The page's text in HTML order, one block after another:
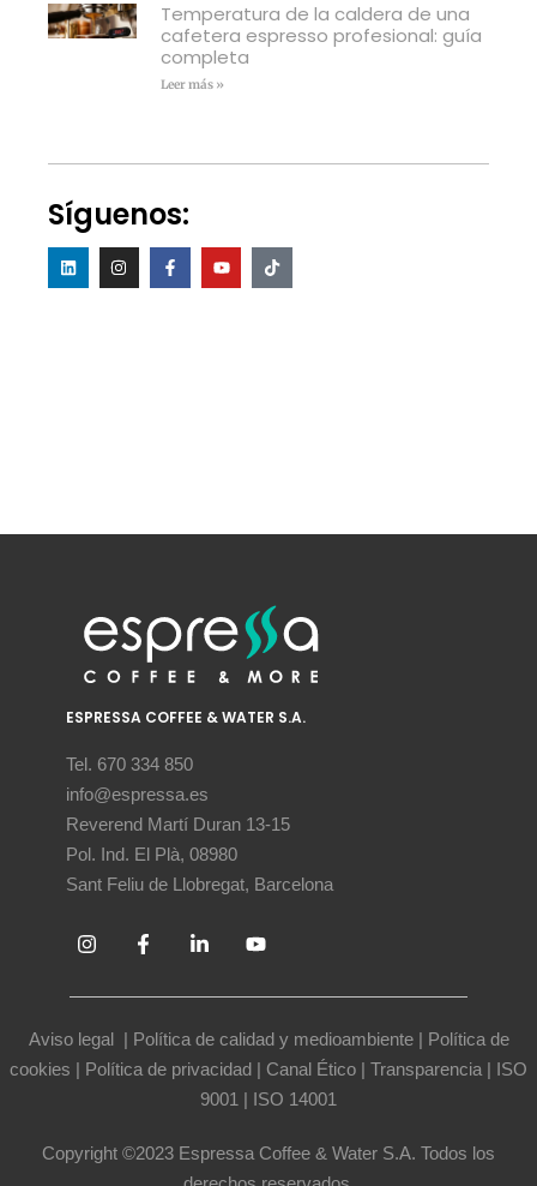
Temperatura de la caldera de una
cafetera espresso profesional: guía
completa
Leer más »
Síguenos:
ESPRESSA COFFEE & WATER S.A.
Tel. 670 334 850
info@espressa.es
Reverend Martí Duran 13-15
Pol. Ind. El Plà, 08980
Sant Feliu de Llobregat, Barcelona
Aviso legal | Política de calidad y medioambiente| Política de
cookies | Política de privacidad | Canal Ético | Transparencia | ISO
9001 | ISO 14001
Copyright ©2023 Espressa Coffee & Water S.A. Todos los